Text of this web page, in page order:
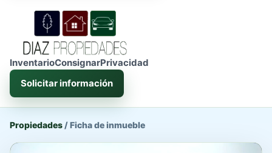
InventarioConsignarPrivacidad
Solicitar información
Propiedades /Ficha de inmueble